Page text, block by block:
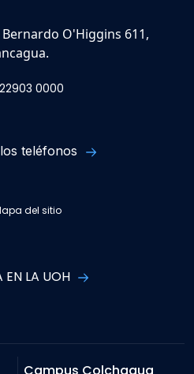
O'Higgins 611,
0000
teléfonos
del sitio
EN LA UOH